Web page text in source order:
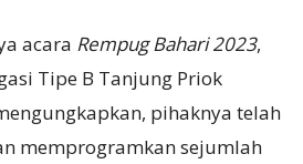
acara Rempug Bahari 2023,
Tipe B Tanjung Priok
pihaknya telah
memprogramkan sejumlah